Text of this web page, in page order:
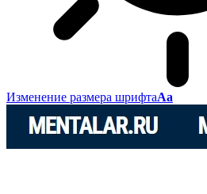
Изменение размера шрифтаАа